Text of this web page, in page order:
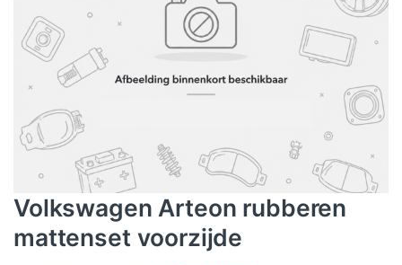
Volkswagen Arteon rubberen
mattenset voorzijde